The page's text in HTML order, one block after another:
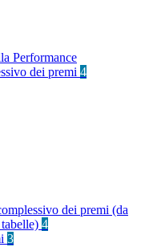
Performance
dei premi 4
dei premi (da
4
3